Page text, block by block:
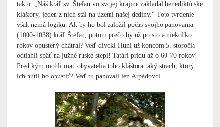
takto: „Náš kráľ sv. Štefan vo svojej krajine zakladal benediktínske
kláštory, jeden z nich stál na území našej dediny.“ Toto tvrdenie
však nemá logiku. Ak by ho bol založil počas svojho panovania
(1000-1038) kráľ Štefan, potom prečo by už po sto a niekoľko
rokov opustený chátral? Veď divokí Huni už koncom 5. storočia
odtiahli späť na južné ruské stepi! Tatári prídu až o 60-70 rokov!
Pred kým mohli mať obyvatelia toho kláštora taký strach, ktorý
ich nútil ho opustiť? Veď tu panovali len Arpádovci.